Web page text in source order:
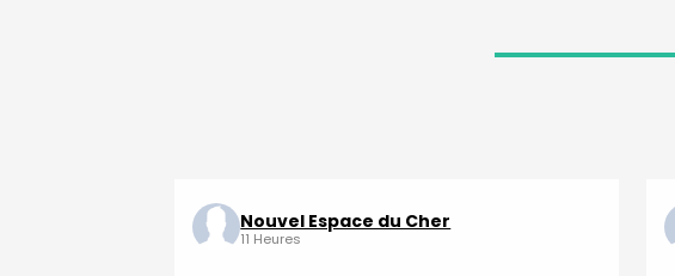
Nouvel Espace du Cher
11 Heures